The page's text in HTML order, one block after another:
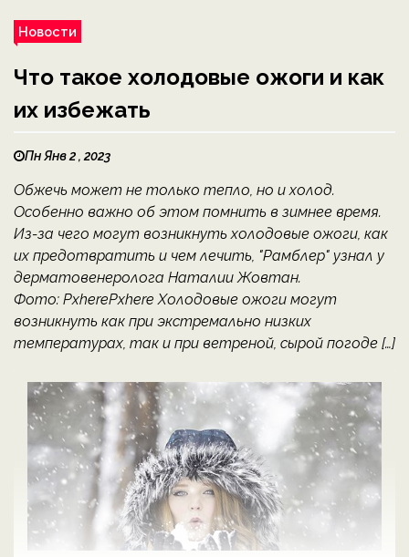
Новости
Что такое холодовые ожоги и как
их избежать
Пн Янв 2 , 2023
Обжечь может не только тепло, но и холод.
Особенно важно об этом помнить в зимнее время.
Из-за чего могут возникнуть холодовые ожоги, как
их предотвратить и чем лечить, "Рамблер" узнал у
дерматовенеролога Наталии Жовтан.
Фото: PxherePxhere Холодовые ожоги могут
возникнуть как при экстремально низких
температурах, так и при ветреной, сырой погоде […]